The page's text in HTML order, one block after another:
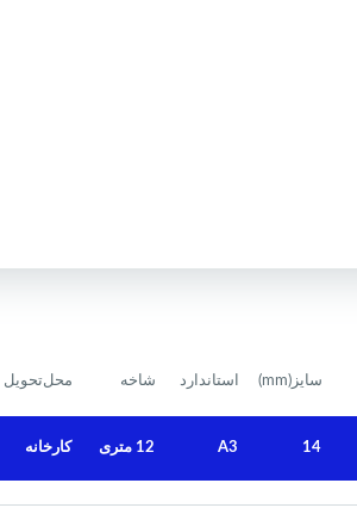
سایز(mm) استاندارد شاخه محل‌تحویل
14
A3 12 متری کارخانه